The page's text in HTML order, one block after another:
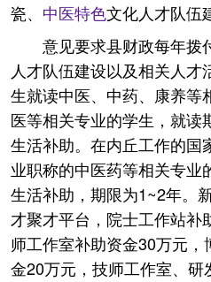
瓷、 中医特色文化人才队伍
意见要求县财政每年拨
人才队伍建设以及相关人
生就读中医、中药、康养等
医等相关专业的学生，就读
生活补助。在内丘工作的国
业职称的中医药等相关专业
生活补助，期限为1~2年。
才聚才平台，院士工作站补
师工作室补助资金30万元
金20万元，技师工作室、